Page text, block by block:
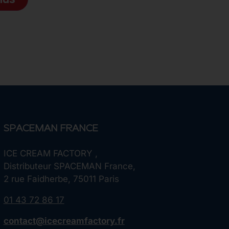
SPACEMAN FRANCE
ICE CREAM FACTORY ,
Distributeur SPACEMAN France,
2 rue Faidherbe, 75011 Paris
01 43 72 86 17
contact@icecreamfactory.fr